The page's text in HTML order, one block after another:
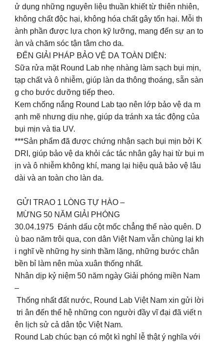
ử dụng những nguyên liệu thuần khiết từ thiên nhiên,
không chất độc hại, không hóa chất gây tổn hại. Mỗi th
ành phần được lựa chọn kỹ lưỡng, mang đến sự an to
àn và chăm sóc tận tâm cho da.
ĐẾN GIẢI PHÁP BẢO VỆ DA TOÀN DIỆN:
Sữa rửa mặt Round Lab nhẹ nhàng làm sạch bụi mịn,
tạp chất và ô nhiễm, giúp làn da thông thoáng, sẵn sàn
g cho bước dưỡng tiếp theo.
Kem chống nắng Round Lab tạo nên lớp bảo vệ da m
ạnh mẽ nhưng dịu nhẹ, giúp da tránh xa tác động của
bụi mịn và tia UV.
***Sản phẩm đã được chứng nhận sạch bụi mịn bởi K
DRI, giúp bảo vệ da khỏi các tác nhân gây hại từ bụi m
ịn và ô nhiễm không khí, mang lại hiệu quả bảo vệ lâu
dài và an toàn cho làn da.
GỬI TRAO 1 LÒNG TỰ HÀO –
MỪNG 50 NĂM GIẢI PHÓNG
30.04.1975 Đánh dấu cột mốc chẳng thể nào quên. D
ù bao năm trôi qua, con dân Việt Nam vẫn chùng lại kh
i nghĩ về những hy sinh thầm lặng, những bước chân
bền bỉ làm nên mùa xuân thống nhất.
Nhân dịp kỷ niệm 50 năm ngày Giải phóng miền Nam
–
Thống nhất đất nước, Round Lab Việt Nam xin gửi lời
tri ân đến thế hệ những con người đầy vĩ đại đã viết n
ên lịch sử cả dân tộc Việt Nam.
Round Lab chúc bạn có một kì nghỉ lễ thật ý nghĩa với